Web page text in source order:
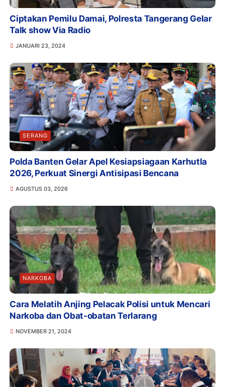
Ciptakan Pemilu Damai, Polresta Tangerang Gelar
Talk show Via Radio
JANUARI 23, 2024
SERANG
Polda Banten Gelar Apel Kesiapsiagaan Karhutla
2026, Perkuat Sinergi Antisipasi Bencana
AGUSTUS 03, 2026
NARKOBA
Cara Melatih Anjing Pelacak Polisi untuk Mencari
Narkoba dan Obat-obatan Terlarang
NOVEMBER 21, 2024